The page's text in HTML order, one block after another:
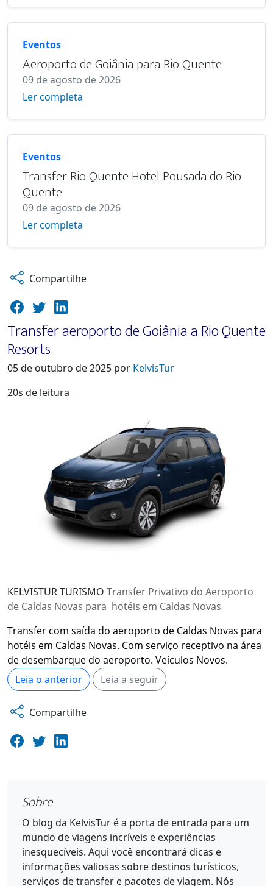
Eventos
Aeroporto de Goiânia para Rio Quente
09 de agosto de 2026
Ler completa
Eventos
Transfer Rio Quente Hotel Pousada do Rio
Quente
09 de agosto de 2026
Ler completa
Compartilhe
Transfer aeroporto de Goiânia a Rio Quente
Resorts
05 de outubro de 2025 por KelvisTur
20s de leitura
KELVISTUR TURISMO Transfer Privativo do Aeroporto
de Caldas Novas para hotéis em Caldas Novas
Transfer com saída do aeroporto de Caldas Novas para
hotéis em Caldas Novas. Com serviço receptivo na área
de desembarque do aeroporto. Veículos Novos.
Leia o anterior
Leia a seguir
Compartilhe
Sobre
O blog da KelvisTur é a porta de entrada para um
mundo de viagens incríveis e experiências
inesquecíveis. Aqui você encontrará dicas e
informações valiosas sobre destinos turísticos,
serviços de transfer e pacotes de viagem. Nós